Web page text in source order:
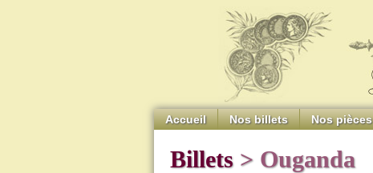
Accueil Nos billets Nos pièces
Billets > Ouganda